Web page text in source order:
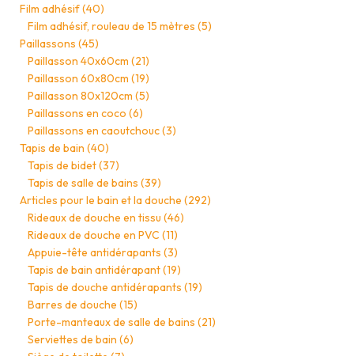
Film adhésif(40)
Film adhésif, rouleau de 15 mètres (5)
Paillassons (45)
Paillasson 40x60cm (21)
Paillasson 60x80cm (19)
Paillasson 80x120cm (5)
Paillassons en coco (6)
Paillassons en caoutchouc(3)
Tapis de bain (40)
Tapis de bidet(37)
Tapis de salle de bains (39)
Articles pour le bain et la douche (292)
Rideaux de douche en tissu (46)
Rideaux de douche en PVC (11)
Appuie-tête antidérapants (3)
Tapis de bain antidérapant(19)
Tapis de douche antidérapants (19)
Barres de douche (15)
Porte-manteaux de salle de bains (21)
Serviettes de bain (6)